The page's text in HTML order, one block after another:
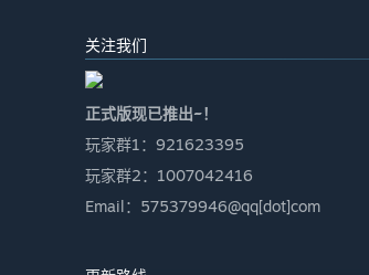
关注我们
正式版现已推出~！
玩家群1：921623395
玩家群2：1007042416
Email：575379946@qq[dot]com